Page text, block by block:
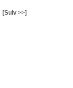
[Suiv >>]